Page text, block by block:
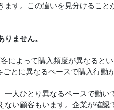
す。この違いを見分けること
りません。
よって購入頻度が異なるとい
とに異なるペースで購入行動
人ひとり異なるペースで動
い顧客もいます。企業が確認